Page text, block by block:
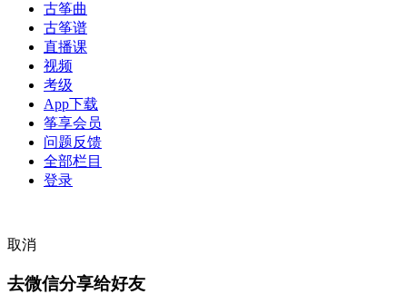
古筝曲
古筝谱
直播课
视频
考级
App下载
筝享会员
问题反馈
全部栏目
登录
取消
去微信分享给好友